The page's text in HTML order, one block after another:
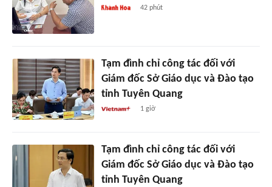
42 phút
Tạm đình chỉ công tác đối với
Giám đốc Sở Giáo dục và Đào tạo
tỉnh Tuyên Quang
1 giờ
Tạm đình chỉ công tác đối với
Giám đốc Sở Giáo dục và Đào tạo
tỉnh Tuyên Quang